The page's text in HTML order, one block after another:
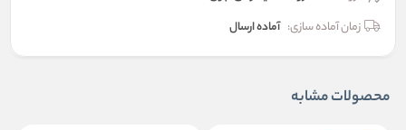
زمان آماده سازی: آماده ارسال
محصولات مشابه